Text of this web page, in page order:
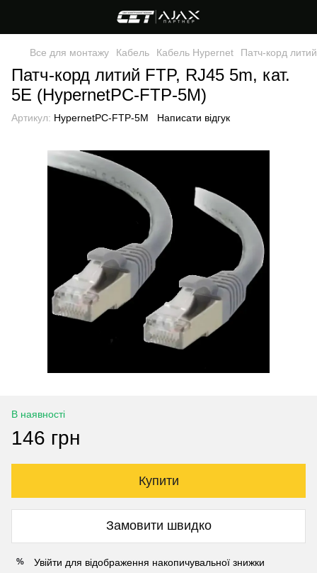
Все для монтажу Кабель Кабель Hypernet Патч-корд
Патч-корд литий FTP, RJ45 5m, кат.
5Е (HypernetPC-FTP-5M)
Артикул: HypernetPC-FTP-5M Написати відгук
В наявності
146 грн
Купити
Замовити швидко
% Увійти для відображення накопичувальної знижки